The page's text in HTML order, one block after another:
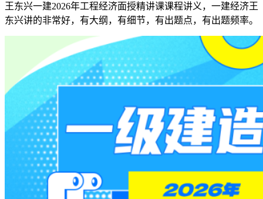
王东兴一建2026年工程经济面授精讲课课程讲义，一建经济王
东兴讲的非常好，有大纲，有细节，有出题点，有出题频率。